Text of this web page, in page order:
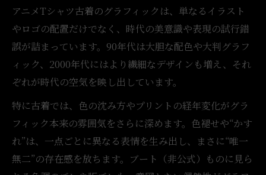
古着アニメT選びで注目したいラバーの風合
い
独自の表情を持つラバー技法の古着アニメT
時代背景とデザイン性で惹かれるアニメT古着
時代を象徴するグラフィックが古着アニメT
の核に
古着アニメT選びはデザイン性と背景理解が
アニメTシャツ古着のグラフィックは、単なるイラスト
やロゴの配置だけでなく、時代の美意識や表現の試行錯
誤が詰まっています。90年代は大胆な配色や大判グラフ
ィック、2000年代にはより繊細なデザインも増え、それ
ぞれが時代の空気を映し出しています。
特に古着では、色の沈み方やプリントの経年変化がグラ
フィック本来の雰囲気をさらに深めます。色褪せや“かす
れ”は、一点ごとに異なる表情を生み出し、まさに“唯一
無二”の存在感を放ちます。ブート（非公式）ものに見ら